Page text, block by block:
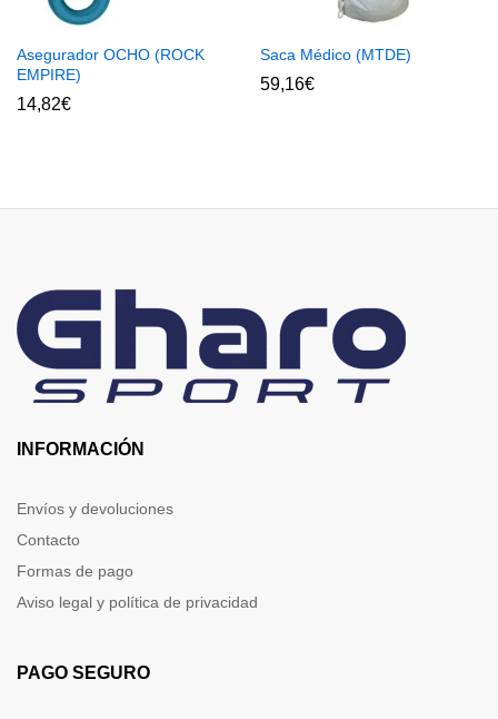
Asegurador OCHO (ROCK
EMPIRE)
14,82€
Saca Médico (MTDE)
59,16€
INFORMACIÓN
Envíos y devoluciones
Contacto
Formas de pago
Aviso legal y política de privacidad
PAGO SEGURO